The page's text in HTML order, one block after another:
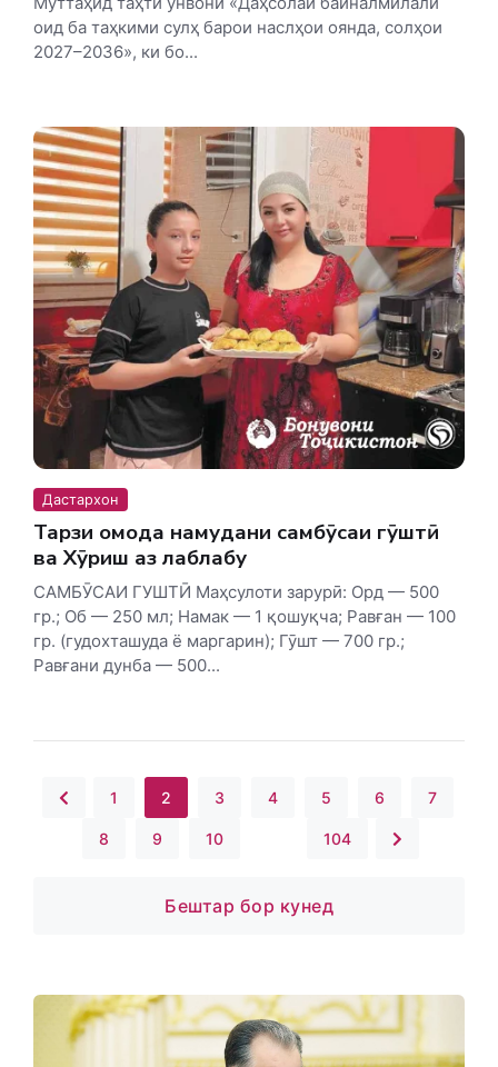
оид ба таҳкими сулҳ барои наслҳои оянда, солҳои
2027–2036», ки бо...
Дастархон
Тарзи омода намудани самбӯсаи гӯштӣ
ва Хӯриш аз лаблабу
САМБӮСАИ ГУШТӢ Маҳсулоти зарурӣ: Орд — 500
гр.; Об — 250 мл; Намак — 1 қошуқча; Равған — 100
гр. (гудохташуда ё маргарин); Гӯшт — 700 гр.;
Равғани дунба — 500...
1 2 3 4 5 6 7
8 9 10 104
Бештар бор кунед